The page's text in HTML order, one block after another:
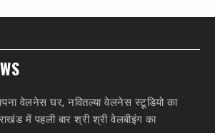
वेलनेस घर, नवितल्या वेलनेस स्टूडियो का
में पहली बार श्री श्री वेलबीइंग का